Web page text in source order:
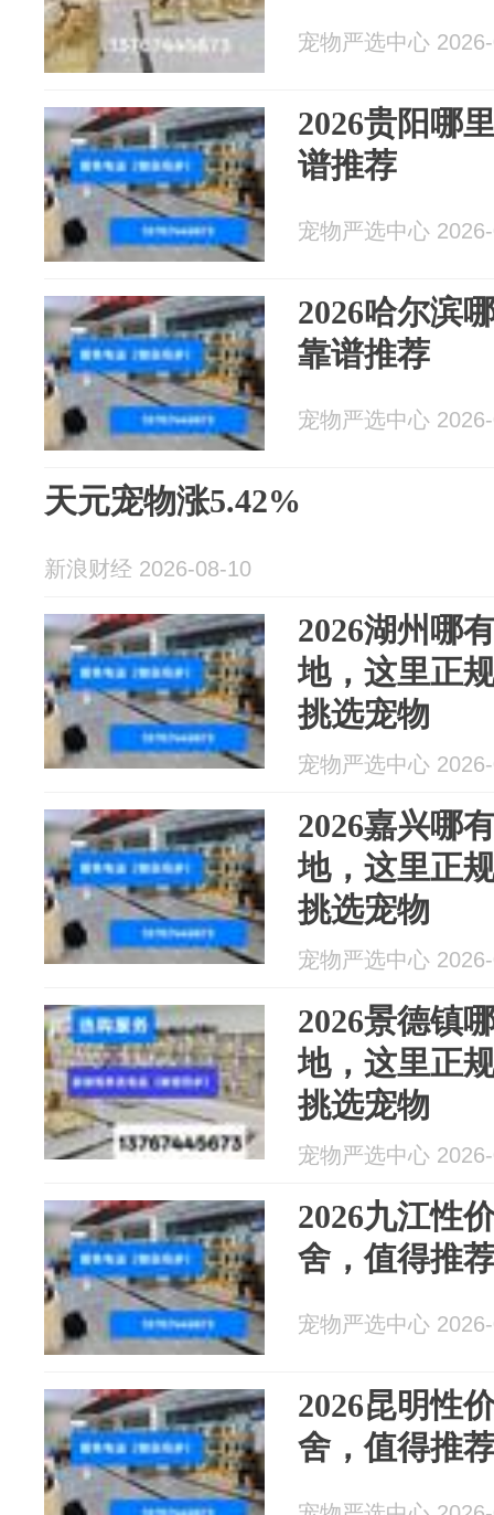
宠物严选中心
2026贵阳哪
谱推荐
宠物严选中心
2026哈尔滨
靠谱推荐
宠物严选中心
天元宠物涨5.42%
新浪财经 2026-08-10
2026湖州哪
地，这里正
挑选宠物
宠物严选中心
2026嘉兴哪
地，这里正
挑选宠物
宠物严选中心
2026景德镇
地，这里正
挑选宠物
宠物严选中心
2026九江性
舍，值得推
宠物严选中心
2026昆明性
舍，值得推